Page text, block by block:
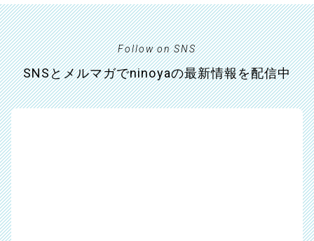
Follow on SNS
SNSとメルマガでninoyaの最新情報を配信中